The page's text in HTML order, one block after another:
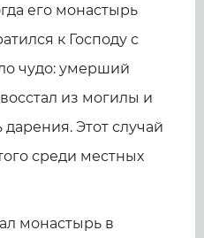
его монастырь
к Господу с
чудо: умерший
из могилы и
Этот случай
среди местных
монастырь в